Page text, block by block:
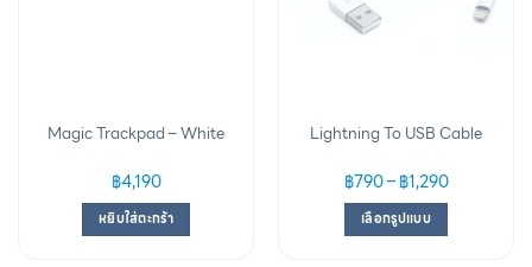
Magic Trackpad – White
฿4,190
หยิบใส่ตะกร้า
Lightning To USB Cable
฿790– ฿1,290
เลือกรูปแบบ